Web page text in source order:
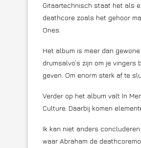
Gitaartechnisch staat het als
deathcore zoals het gehoor
Ones.
Het album is meer dan
drumsalvo’s zijn om je
geven. Om enorm sterk af te
Verder op het album valt In
Culture. Daarbij komen
Ik kan niet anders concluderen
waar Abraham de